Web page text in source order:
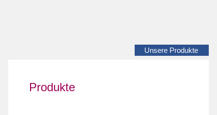
Unsere Produkte
Produkte